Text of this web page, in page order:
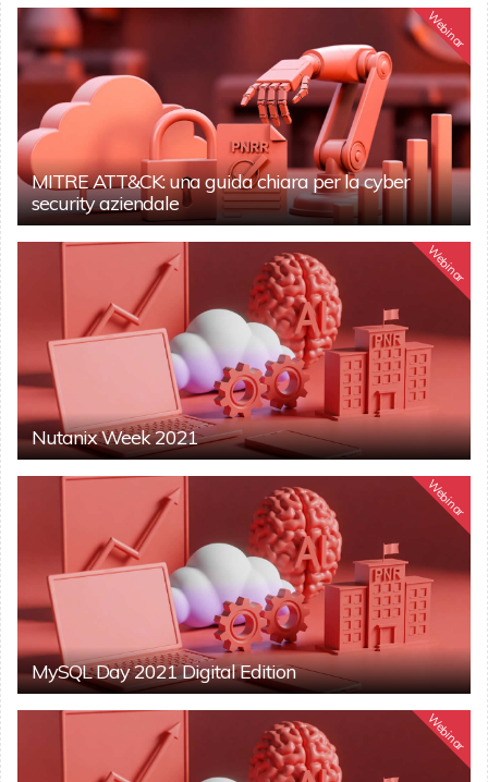
Webinar
MITRE ATT&CK: una guida chiara per la cyber
security aziendale
Webinar
Nutanix Week 2021
Webinar
MySQL Day 2021 Digital Edition
Webinar